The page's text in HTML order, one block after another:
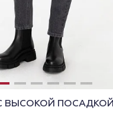
ВЫСОКОЙ ПОСАДКОЙ